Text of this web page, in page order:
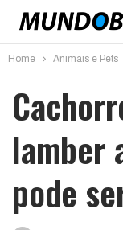
Home Animais e Pets
lamber
pode